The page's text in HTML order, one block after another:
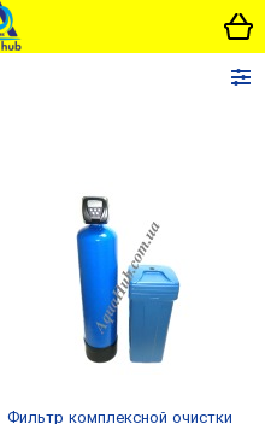
Фильтр комплексной очистки